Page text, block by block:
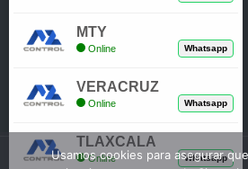
Mi Cuenta
Usamos cookies para asegurar
MTY
Online Whatsapp
VERACRUZ
Online Whatsapp
TLAXCALA
Online Whatsapp